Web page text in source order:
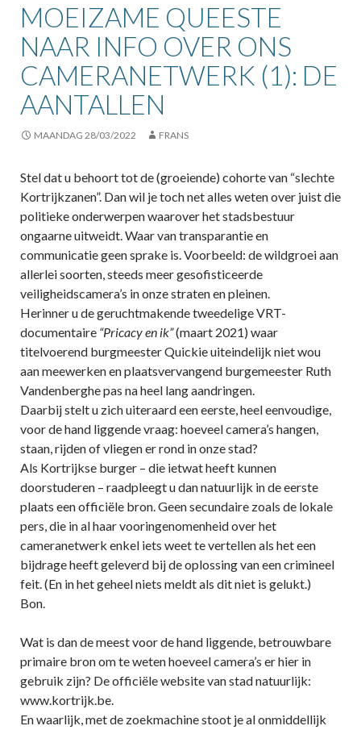
MOEIZAME QUEESTE
NAAR INFO OVER ONS
CAMERANETWERK (1): DE
AANTALLEN
MAANDAG 28/03/2022 FRANS
Stel dat u behoort tot de (groeiende) cohorte van “slechte
Kortrijkzanen”. Dan wil je toch net alles weten over juist die
politieke onderwerpen waarover het stadsbestuur
ongaarne uitweidt. Waar van transparantie en
communicatie geen sprake is. Voorbeeld: de wildgroei aan
allerlei soorten, steeds meer gesofisticeerde
veiligheidscamera’s in onze straten en pleinen.
Herinner u de geruchtmakende tweedelige VRT-
documentaire “Pricacy en ik”(maart 2021) waar
titelvoerend burgmeester Quickie uiteindelijk niet wou
aan meewerken en plaatsvervangend burgemeester Ruth
Vandenberghe pas na heel lang aandringen.
Daarbij stelt u zich uiteraard een eerste, heel eenvoudige,
voor de hand liggende vraag: hoeveel camera’s hangen,
staan, rijden of vliegen er rond in onze stad?
Als Kortrijkse burger – die ietwat heeft kunnen
doorstuderen – raadpleegt u dan natuurlijk in de eerste
plaats een officiële bron. Geen secundaire zoals de lokale
pers, die in al haar vooringenomenheid over het
cameranetwerk enkel iets weet te vertellen als het een
bijdrage heeft geleverd bij de oplossing van een crimineel
feit. (En in het geheel niets meldt als dit niet is gelukt.)
Bon.
Wat is dan de meest voor de hand liggende, betrouwbare
primaire bron om te weten hoeveel camera’s er hier in
gebruik zijn? De officiële website van stad natuurlijk:
www.kortrijk.be.
En waarlijk, met de zoekmachine stoot je al onmiddellijk